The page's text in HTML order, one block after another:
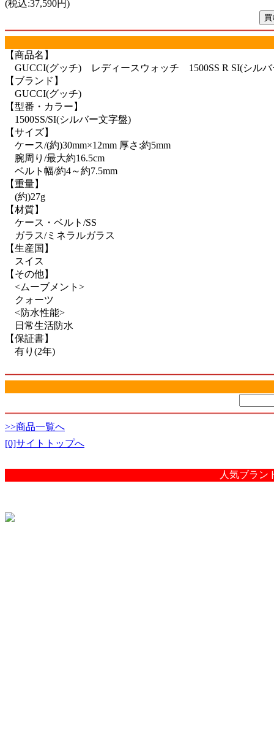
(税込:37,590円)
【商品名】
GUCCI(グッチ) レディースウォッチ 1500SS R SI(シルバ
【ブランド】
GUCCI(グッチ)
【型番・カラー】
1500SS/SI(シルバー文字盤)
【サイズ】
ケース/(約)30mm×12mm 厚さ:約5mm
腕周り/最大約16.5cm
ベルト幅/約4～約7.5mm
【重量】
(約)27g
【材質】
ケース・ベルト/SS
ガラス/ミネラルガラス
【生産国】
スイス
【その他】
<ムーブメント>
クォーツ
<防水性能>
日常生活防水
【保証書】
有り(2年)
>>商品一覧へ
[0]サイトトップへ
人気ブラン